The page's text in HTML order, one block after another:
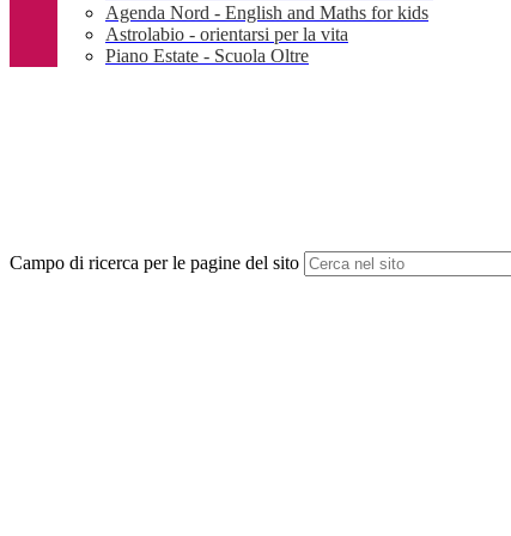
Agenda Nord - English and Maths for kids
Astrolabio - orientarsi per la vita
Piano Estate - Scuola Oltre
Campo di ricerca per le pagine del sito